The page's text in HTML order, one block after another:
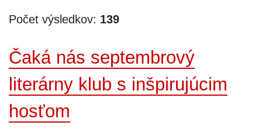
Počet výsledkov: 139
Čaká nás septembrový
literárny klub s inšpirujúcim
hosťom